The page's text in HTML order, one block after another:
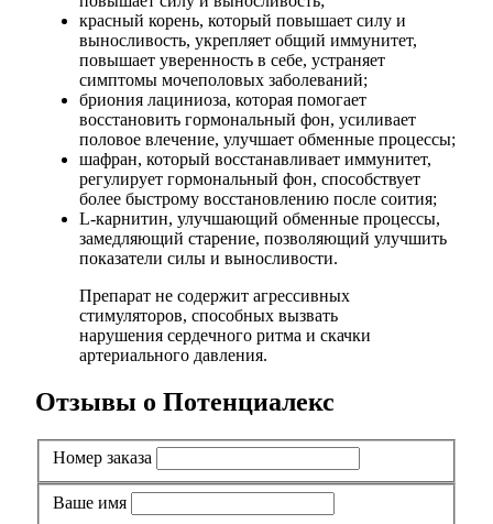
красный корень, который повышает силу и
выносливость, укрепляет общий иммунитет,
повышает уверенность в себе, устраняет
симптомы мочеполовых заболеваний;
бриония лациниоза, которая помогает
восстановить гормональный фон, усиливает
половое влечение, улучшает обменные процессы;
шафран, который восстанавливает иммунитет,
регулирует гормональный фон, способствует
более быстрому восстановлению после соития;
L-карнитин, улучшающий обменные процессы,
замедляющий старение, позволяющий улучшить
показатели силы и выносливости.
Препарат не содержит агрессивных
стимуляторов, способных вызвать
нарушения сердечного ритма и скачки
артериального давления.
Отзывы о Потенциалекс
Номер заказа
Ваше имя